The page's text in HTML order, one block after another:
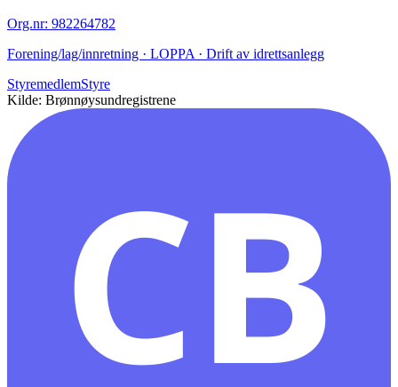
Org.nr: 982264782
Forening/lag/innretning · LOPPA · Drift av idrettsanlegg
StyremedlemStyre
Kilde: Brønnøysundregistrene
CB